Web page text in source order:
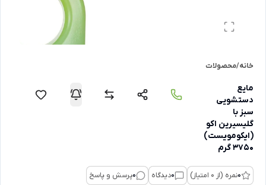
خانه/محصولات
مایع
دستشویی
سبز با
گلیسیرین اکو
(ایکومویست)
3750 گرم
0نمره (از 0 امتیاز) 0دیدگاه 0پرسش و پاسخ